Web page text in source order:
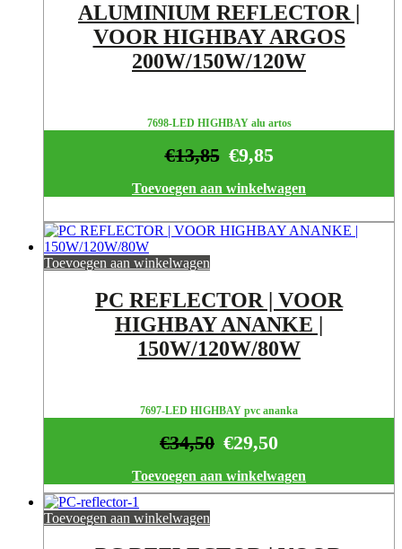
ALUMINIUM REFLECTOR |
VOOR HIGHBAY ARGOS
200W/150W/120W
7698-LED HIGHBAY alu artos
€9,85
€13,85
Toevoegen aan winkelwagen
Toevoegen aan winkelwagen
PC REFLECTOR | VOOR
HIGHBAY ANANKE |
150W/120W/80W
7697-LED HIGHBAY pvc ananka
€29,50
€34,50
Toevoegen aan winkelwagen
Toevoegen aan winkelwagen